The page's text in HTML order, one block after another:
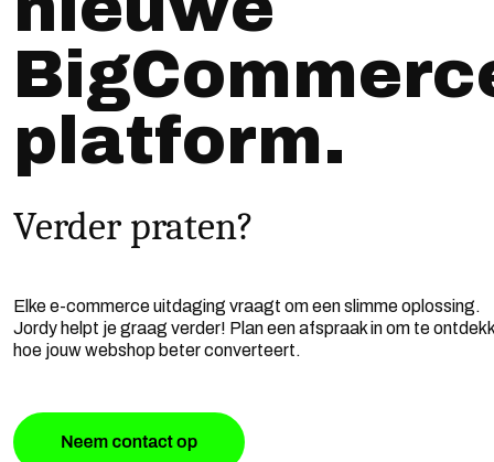
platform.
Verder praten?
Elke e-commerce uitdaging vraagt om een slimme oplossing.
Jordy helpt je graag verder! Plan een afspraak in om te
hoe jouw webshop beter converteert.